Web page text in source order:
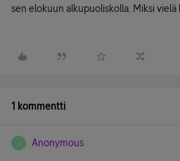
sen elokuun alkupuoliskolla. Miksi vielä
1 kommentti
A Anonymous